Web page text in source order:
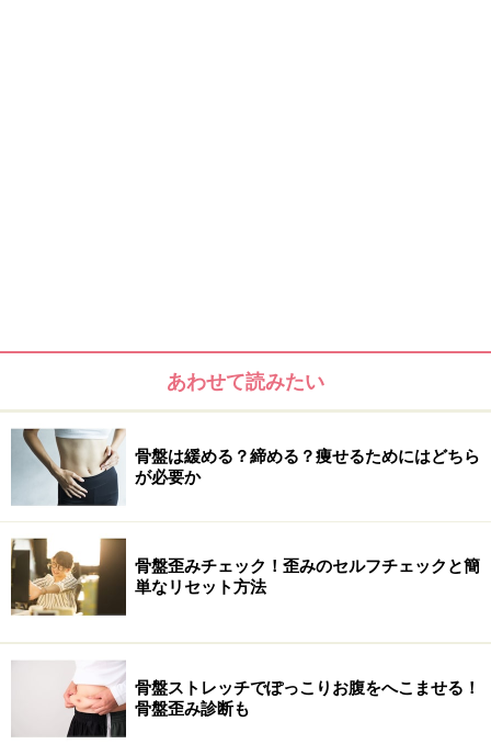
■うつむき加減で下を向いて歩くクセの方
下向き加減がクセづいていませんか？
ふだんから歩きスマホをしている方。せっかくウォーキ
ングをしていてもついついうつむき加減で歩きがち……と
いうことはないですか？ 下向き加減で歩いていると背骨
が曲がりやすく、からだの重心が下方後方に向かい、腰
が落ち、膝を必要以上に曲がってしまい、歩幅が小さく
なってしまいます。これでは、結果の出にくいもったい
ないウォーキングになってしまいます。
あわせて読みたい
骨盤は緩める？締める？痩せるためにはどちら
が必要か
骨盤歪みチェック！歪みのセルフチェックと簡
単なリセット方法
骨盤ストレッチでぽっこりお腹をへこませる！
骨盤歪み診断も